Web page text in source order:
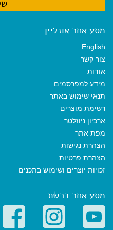
מסע אחר אונליין
English
צור קשר
אודות
מידע למפרסמים
תנאי שימוש באתר
רשימת מוצרים
ארכיון ניוזלטר
מפת אתר
הצהרת נגישות
הצהרת פרטיות
זכויות יוצרים ושימוש בתכנים
מסע אחר ברשת